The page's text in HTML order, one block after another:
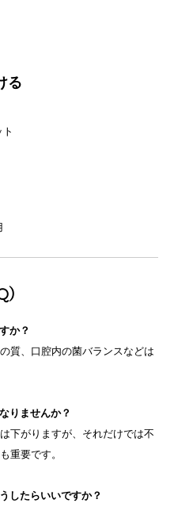
る
か？
質、口腔内の菌バランスなどは
りませんか？
下がりますが、それだけでは不
重要です。
したらいいですか？